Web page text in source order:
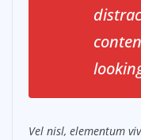
Vel nisl, elementum